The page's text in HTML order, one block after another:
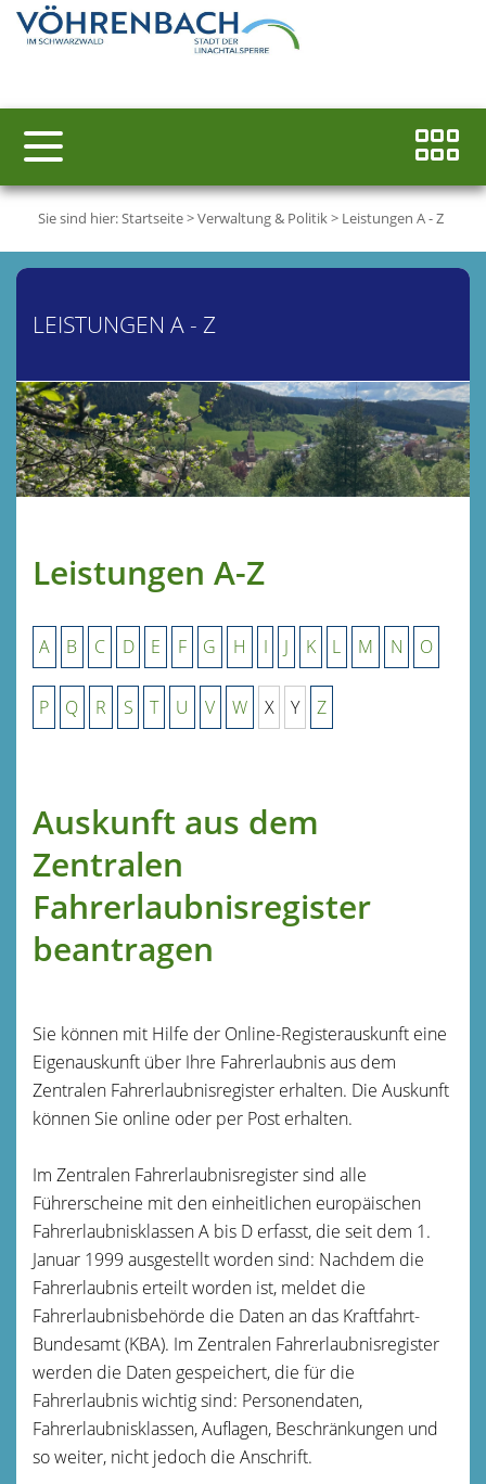
Sie sind hier:Startseite>Verwaltung & Politik> Leistungen A - Z
LEISTUNGEN A - Z
Leistungen A-Z
A B C D E F G H I J K L M N O
P Q R S T U V W X Y Z
Auskunft aus dem
Zentralen
Fahrerlaubnisregister
beantragen
Sie können mit Hilfe der Online-Registerauskunft eine
Eigenauskunft über Ihre Fahrerlaubnis aus dem
Zentralen Fahrerlaubnisregister erhalten. Die Auskunft
können Sie online oder per Post erhalten.
Im Zentralen Fahrerlaubnisregister sind alle
Führerscheine mit den einheitlichen europäischen
Fahrerlaubnisklassen A bis D erfasst, die seit dem 1.
Januar 1999 ausgestellt worden sind: Nachdem die
Fahrerlaubnis erteilt worden ist, meldet die
Fahrerlaubnisbehörde die Daten an das Kraftfahrt-
Bundesamt (KBA). Im Zentralen Fahrerlaubnisregister
werden die Daten gespeichert, die für die
Fahrerlaubnis wichtig sind: Personendaten,
Fahrerlaubnisklassen, Auflagen, Beschränkungen und
so weiter, nicht jedoch die Anschrift.